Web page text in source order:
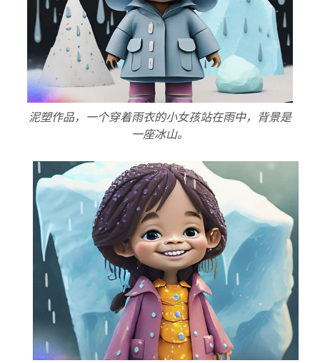
泥塑作品，一个穿着雨衣的小女孩站在雨中，背景是
一座冰山。